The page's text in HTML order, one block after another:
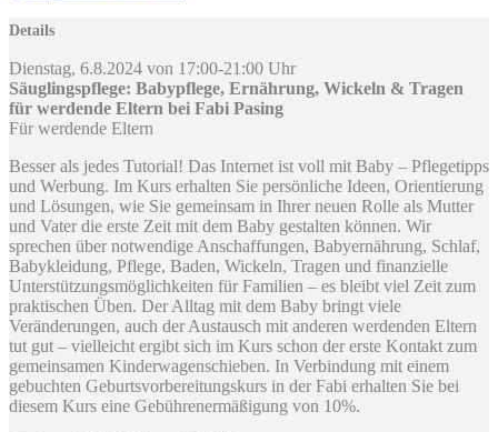
Details
Dienstag, 6.8.2024 von 17:00-21:00 Uhr
Säuglingspflege: Babypflege, Ernährung, Wickeln & Tragen
für werdende Eltern bei Fabi Pasing
Für werdende Eltern
Besser als jedes Tutorial! Das Internet ist voll mit Baby – Pflegetipps
und Werbung. Im Kurs erhalten Sie persönliche Ideen, Orientierung
und Lösungen, wie Sie gemeinsam in Ihrer neuen Rolle als Mutter
und Vater die erste Zeit mit dem Baby gestalten können. Wir
sprechen über notwendige Anschaffungen, Babyernährung, Schlaf,
Babykleidung, Pflege, Baden, Wickeln, Tragen und finanzielle
Unterstützungsmöglichkeiten für Familien – es bleibt viel Zeit zum
praktischen Üben. Der Alltag mit dem Baby bringt viele
Veränderungen, auch der Austausch mit anderen werdenden Eltern
tut gut – vielleicht ergibt sich im Kurs schon der erste Kontakt zum
gemeinsamen Kinderwagenschieben. In Verbindung mit einem
gebuchten Geburtsvorbereitungskurs in der Fabi erhalten Sie bei
diesem Kurs eine Gebührenermäßigung von 10%.